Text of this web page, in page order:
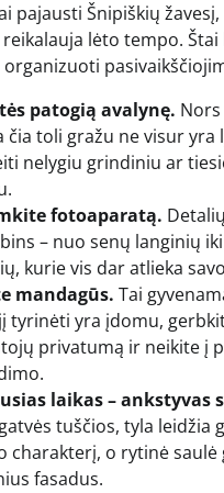
pajausti Šnipiškių
lėto tempo.
patogią avalynę.
čia toli gražu ne visur yra
nelygiu grindiniu ar
fotoaparatą.
– nuo senų langinių
kurie vis dar atlieka
mandagūs. Tai
tyrinėti yra įdomu,
privatumą ir neikite į
laikas – ankstyvas
tuščios, tyla leidžia
charakterį, o rytinė saulė
fasadus.